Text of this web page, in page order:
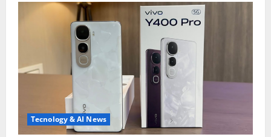
16
लॉन्च:
60
दिन
तक
पानी
में
डूबा
7000mAh
बैटरी
साथ
सुपर
टफ
Tecnology & AI News